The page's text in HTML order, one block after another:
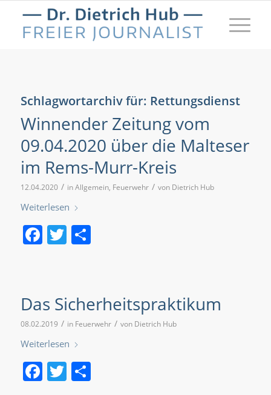
Schlagwortarchiv für: Rettungsdienst
Winnender Zeitung vom
09.04.2020 über die Malteser
im Rems-Murr-Kreis
12.04.2020 / inAllgemein, Feuerwehr / von Dietrich Hub
Weiterlesen
Facebook
Twitter
Teilen
Das Sicherheitspraktikum
08.02.2019 / in Feuerwehr / von Dietrich Hub
Weiterlesen
Facebook
Twitter
Teilen